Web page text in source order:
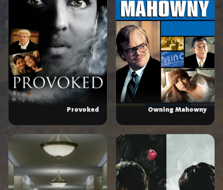
Owning Mahowny
Provoked